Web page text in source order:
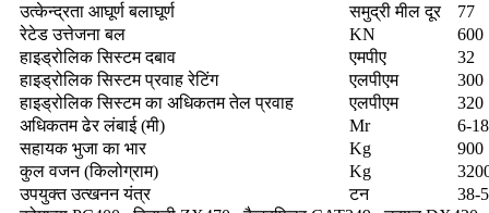
उत्केन्द्रता आघूर्ण बलाघूर्ण
समुद्री मील दूर
77
रेटेड उत्तेजना बल
KN
600
हाइड्रोलिक सिस्टम दबाव
एमपीए
32
हाइड्रोलिक सिस्टम प्रवाह रेटिंग
एलपीएम
300
हाइड्रोलिक सिस्टम का अधिकतम तेल प्रवाह
एलपीएम
320
अधिकतम ढेर लंबाई (मी)
Mr
6-18
सहायक भुजा का भार
Kg
900
कुल वजन (किलोग्राम)
Kg
उपयुक्त उत्खनन यंत्र
टन
38-